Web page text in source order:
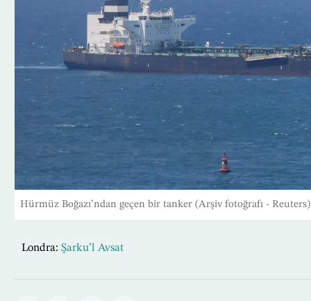
Hürmüz Boğazı’ndan geçen bir tanker (Arşiv fotoğrafı - Reuters)
Londra: Şarku’l Avsat